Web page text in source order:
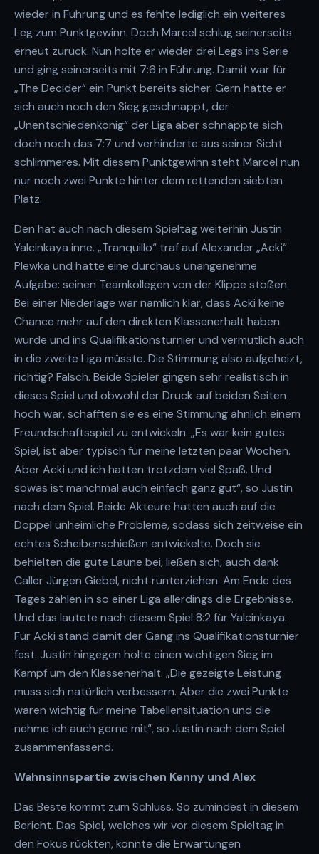
wieder in Führung und es fehlte lediglich ein weiteres
Leg zum Punktgewinn. Doch Marcel schlug seinerseits
erneut zurück. Nun holte er wieder drei Legs ins Serie
und ging seinerseits mit 7:6 in Führung. Damit war für
„The Decider“ ein Punkt bereits sicher. Gern hätte er
sich auch noch den Sieg geschnappt, der
„Unentschiedenkönig“ der Liga aber schnappte sich
doch noch das 7:7 und verhinderte aus seiner Sicht
schlimmeres. Mit diesem Punktgewinn steht Marcel nun
nur noch zwei Punkte hinter dem rettenden siebten
Platz.
Den hat auch nach diesem Spieltag weiterhin Justin
Yalcinkaya inne. „Tranquillo“ traf auf Alexander „Acki“
Plewka und hatte eine durchaus unangenehme
Aufgabe: seinen Teamkollegen von der Klippe stoßen.
Bei einer Niederlage war nämlich klar, dass Acki keine
Chance mehr auf den direkten Klassenerhalt haben
würde und ins Qualifikationsturnier und vermutlich auch
in die zweite Liga müsste. Die Stimmung also aufgeheizt,
richtig? Falsch. Beide Spieler gingen sehr realistisch in
dieses Spiel und obwohl der Druck auf beiden Seiten
hoch war, schafften sie es eine Stimmung ähnlich einem
Freundschaftsspiel zu entwickeln. „Es war kein gutes
Spiel, ist aber typisch für meine letzten paar Wochen.
Aber Acki und ich hatten trotzdem viel Spaß. Und
sowas ist manchmal auch einfach ganz gut“, so Justin
nach dem Spiel. Beide Akteure hatten auch auf die
Doppel unheimliche Probleme, sodass sich zeitweise ein
echtes Scheibenschießen entwickelte. Doch sie
behielten die gute Laune bei, ließen sich, auch dank
Caller Jürgen Giebel, nicht runterziehen. Am Ende des
Tages zählen in so einer Liga allerdings die Ergebnisse.
Und das lautete nach diesem Spiel 8:2 für Yalcinkaya.
Für Acki stand damit der Gang ins Qualifikationsturnier
fest. Justin hingegen holte einen wichtigen Sieg im
Kampf um den Klassenerhalt. „Die gezeigte Leistung
muss sich natürlich verbessern. Aber die zwei Punkte
waren wichtig für meine Tabellensituation und die
nehme ich auch gerne mit“, so Justin nach dem Spiel
zusammenfassend.
Wahnsinnspartie zwischen Kenny und Alex
Das Beste kommt zum Schluss. So zumindest in diesem
Bericht. Das Spiel, welches wir vor diesem Spieltag in
den Fokus rückten, konnte die Erwartungen